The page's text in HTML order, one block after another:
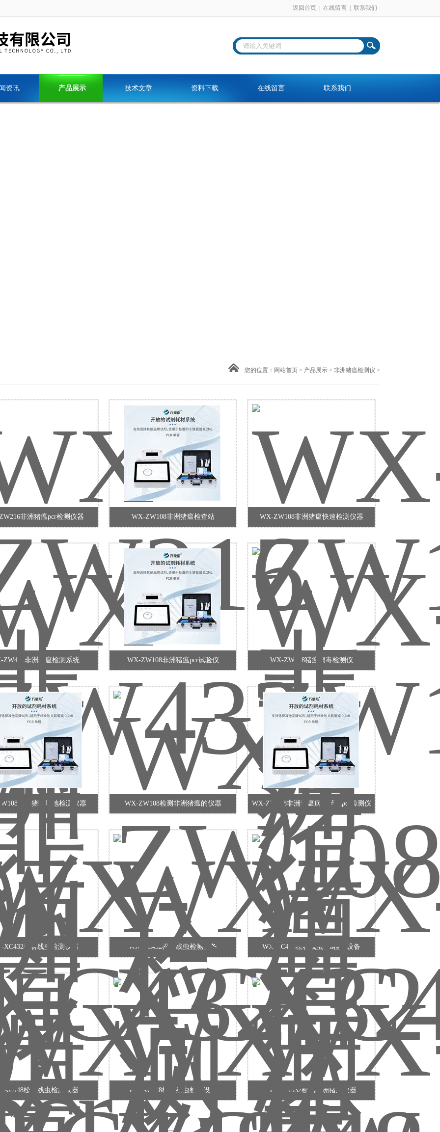
返回首页 在线留言 联系我们
资讯 产品展示 技术文章 资料下载 在线留言 联系我们
您的位置： 网站首页 > 产品展示 > 非洲猪瘟检测仪 >
非洲猪瘟pcr检测仪器 WX-ZW108非洲猪瘟检查站 WX-ZW108非洲猪瘟快速检测仪器
ZW432非洲猪瘟检测系统 WX-ZW108非洲猪瘟pcr试验仪 WX-ZW108猪瘟病毒检测仪
非洲猪瘟场地检测仪器 WX-ZW108检测非洲猪瘟的仪器 WX-ZW108非洲猪瘟病毒荧光pcr检测仪
XC432松材线虫检测仪器 WX-XC432松材线虫检测设备 WX-XC432松材线虫dna检测设备
XC448松材线虫检测仪器 WX-XC448松材线虫检测设备 WX-ZW432检测非洲猪瘟仪器